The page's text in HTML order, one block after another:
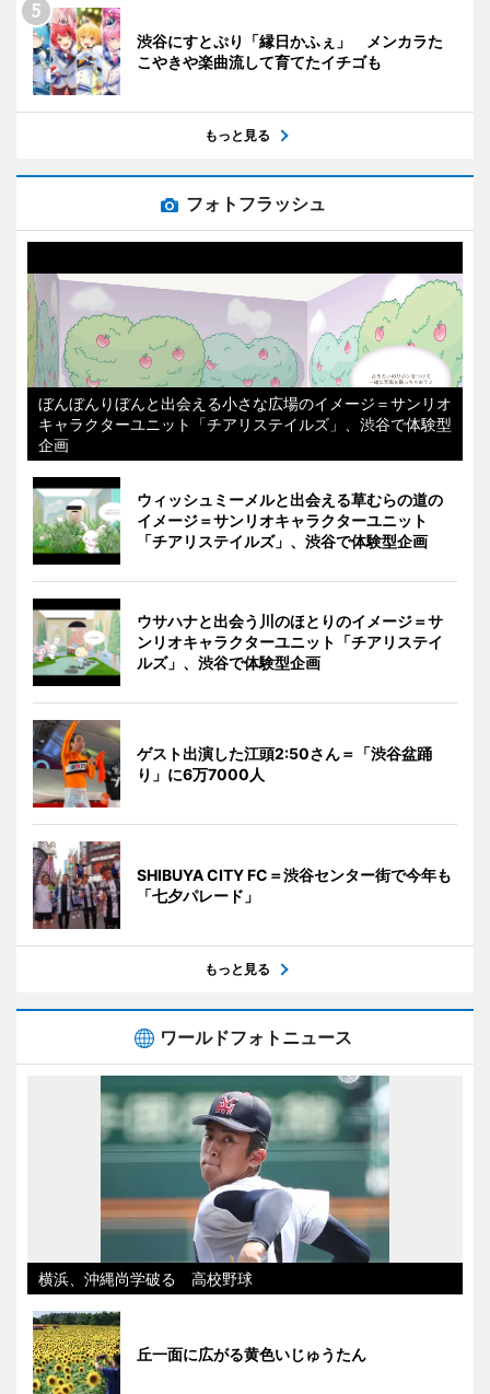
渋谷にすとぷり「縁日かふぇ」 メンカラた
こやきや楽曲流して育てたイチゴも
もっと見る
フォトフラッシュ
ぼんぼんりぼんと出会える小さな広場のイメージ＝サンリオ
キャラクターユニット「チアリステイルズ」、渋谷で体験型
企画
ウィッシュミーメルと出会える草むらの道の
イメージ＝サンリオキャラクターユニット
「チアリステイルズ」、渋谷で体験型企画
ウサハナと出会う川のほとりのイメージ＝サ
ンリオキャラクターユニット「チアリステイ
ルズ」、渋谷で体験型企画
ゲスト出演した江頭2:50さん＝「渋谷盆踊
り」に6万7000人
SHIBUYA CITY FC＝渋谷センター街で今年も
「七夕パレード」
もっと見る
ワールドフォトニュース
横浜、沖縄尚学破る 高校野球
丘一面に広がる黄色いじゅうたん